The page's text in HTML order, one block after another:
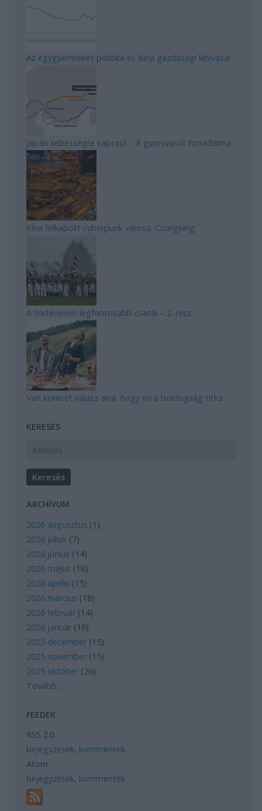
Az egygyermekes politika és Kína gazdasági kihívásai
Japán sebességre kapcsol – A gyorsvasút forradalma
Kína felkapott cyberpunk városa: Csungking
A történelem legfontosabb csatái – 2. rész
Van konkrét válasz arra, hogy mi a boldogság titka
KERESÉS
ARCHÍVUM
2026 augusztus (1 )
2026 július (7)
2026 június (14)
2026 május (18)
2026 április (15)
2026 március (18)
2026 február (14)
2026 január (16)
2025 december (15)
2025 november (15)
2025 október (26)
Tovább...
FEEDEK
RSS 2.0
bejegyzések, kommentek
Atom
bejegyzések, kommentek